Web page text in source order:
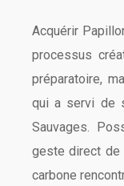
Acquérir
processus
préparatoire,
qui a servi de
Sauvages.
geste direct de
carbone